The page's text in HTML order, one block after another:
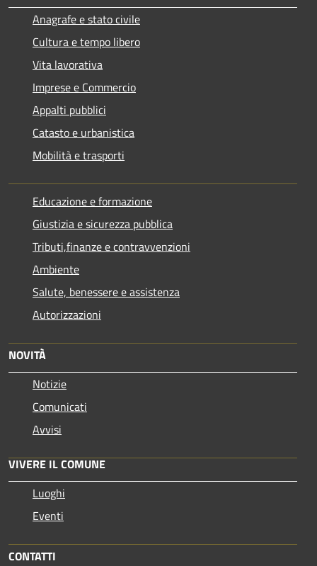
Anagrafe e stato civile
Cultura e tempo libero
Vita lavorativa
Imprese e Commercio
Appalti pubblici
Catasto e urbanistica
Mobilità e trasporti
Educazione e formazione
Giustizia e sicurezza pubblica
Tributi,finanze e contravvenzioni
Ambiente
Salute, benessere e assistenza
Autorizzazioni
NOVITÀ
Notizie
Comunicati
Avvisi
VIVERE IL COMUNE
Luoghi
Eventi
CONTATTI